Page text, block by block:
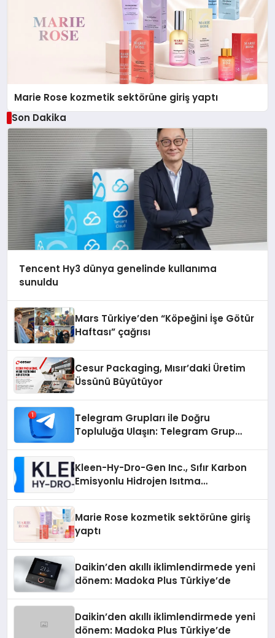
Marie Rose kozmetik sektörüne giriş yaptı
Son Dakika
Tencent Hy3 dünya genelinde kullanıma
sunuldu
Mars Türkiye’den “Köpeğini İşe Götür
Haftası” çağrısı
Cesur Packaging, Mısır’daki Üretim
Üssünü Büyütüyor
Telegram Grupları ile Doğru
Topluluğa Ulaşın: Telegram Grup
Kleen-Hy-Dro-Gen Inc., Sıfır Karbon
Emisyonlu Hidrojen Isıtma
Marie Rose kozmetik sektörüne giriş
yaptı
Daikin’den akıllı iklimlendirmede yeni
dönem: Madoka Plus Türkiye’de
Daikin’den akıllı iklimlendirmede yeni
dönem: Madoka Plus Türkiye’de